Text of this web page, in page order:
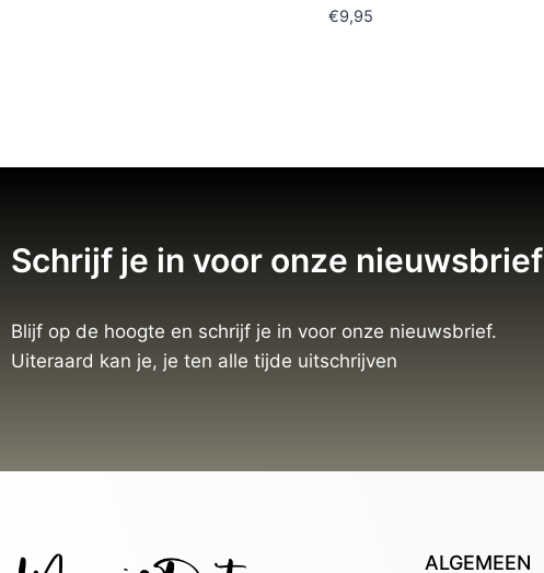
€9,95
Schrijf je in voor onze nieuwsbrief
Blijf op de hoogte en schrijf je in voor onze nieuwsbrief.
Uiteraard kan je, je ten alle tijde uitschrijven
ALGEMEEN